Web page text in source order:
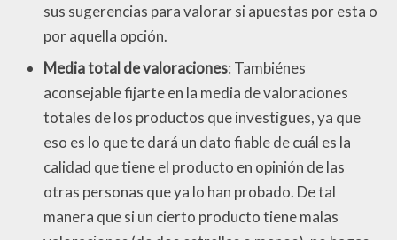
sus sugerencias para valorar si apuestas por esta o
por aquella opción.
Media total de valoraciones: Tambiénes
aconsejable fijarte en la media de valoraciones
totales de los productos que investigues, ya que
eso es lo que te dará un dato fiable de cuál es la
calidad que tiene el producto en opinión de las
otras personas que ya lo han probado. De tal
manera que si un cierto producto tiene malas